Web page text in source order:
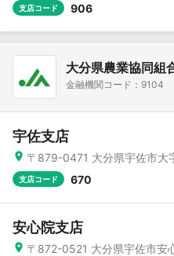
支店コード 906
大分県農業協同組
金融機関コード：9104
宇佐支店
〒879-0471 大分県宇佐市大
支店コード 670
安心院支店
〒872-0521 大分県宇佐市安